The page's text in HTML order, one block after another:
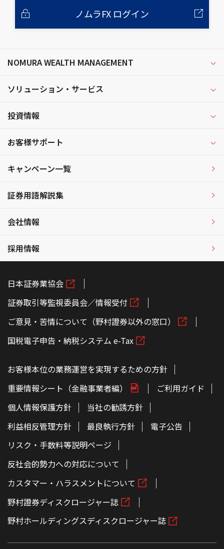
ノムラFX ログイン
NOMURA WEALTH MANAGEMENT
ソリューション・サービス
投資情報
お客様サポート
キャンペーン一覧
証券用語解説集
会社情報
採用情報
日本証券業協会
証券取引等監視委員会／情報受付
ご意見・苦情について（野村證券以外の窓口）
国税電子申告・納税システム e-Tax
お客様本位の業務運営を実現するための方針
重要情報シート（金融事業者編）
ご利用ガイド
個人情報保護方針
当社の勧誘方針
利益相反管理方針
最良執行方針
電子公告
リスク・手数料等説明ページ
反社会的勢力への対応について
カスタマー・ハラスメントについて
野村證券ディスクロージャー誌
野村ホールディングスディスクロージャー誌